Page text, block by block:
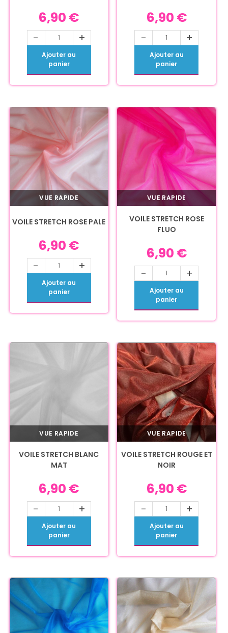
6,90 €
- +
Ajouter au
panier
6,90 €
- +
Ajouter au
panier
VUE RAPIDE
VOILE STRETCH ROSE PALE
6,90 €
- +
Ajouter au
panier
VUE RAPIDE
VOILE STRETCH ROSE
FLUO
6,90 €
- +
Ajouter au
panier
VUE RAPIDE
VOILE STRETCH BLANC
MAT
6,90 €
- +
Ajouter au
panier
VUE RAPIDE
VOILE STRETCH ROUGE ET
NOIR
6,90 €
- +
Ajouter au
panier